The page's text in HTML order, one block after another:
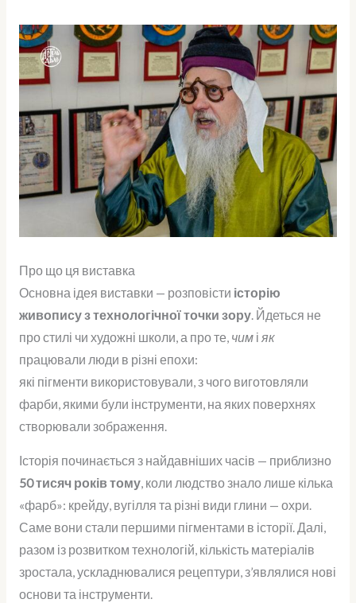
Про що ця виставка
Основна ідея виставки — розповісти історію
живопису з технологічної точки зору. Йдеться не
про стилі чи художні школи, а про те, чимі як
працювали люди в різні епохи:
які пігменти використовували, з чого виготовляли
фарби, якими були інструменти, на яких поверхнях
створювали зображення.
Історія починається з найдавніших часів — приблизно
50 тисяч років тому, коли людство знало лише кілька
«фарб»: крейду, вугілля та різні види глини — охри.
Саме вони стали першими пігментами в історії. Далі,
разом із розвитком технологій, кількість матеріалів
зростала, ускладнювалися рецептури, з’являлися нові
основи та інструменти.